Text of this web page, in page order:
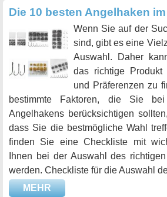
Die 10 besten Angelhaken
Wenn Sie auf der
sind, gibt es eine
Auswahl. Daher
das richtige Produkt
und Präferenzen zu
bestimmte Faktoren, die Sie
Angelhakens berücksichtigen
dass Sie die bestmögliche Wahl
finden Sie eine Checkliste mit
Ihnen bei der Auswahl des
werden. Checkliste für die Auswahl
MEHR